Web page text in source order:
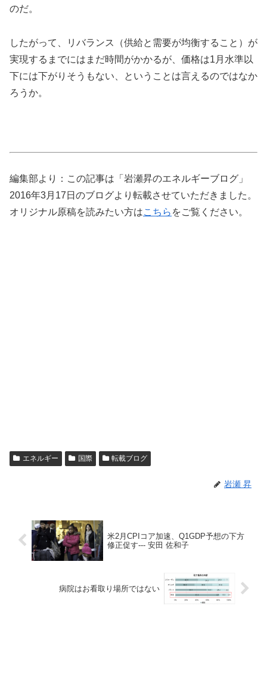
のだ。
したがって、リバランス（供給と需要が均衡すること）が
実現するまでにはまだ時間がかかるが、価格は1月水準以
下には下がりそうもない、ということは言えるのではなか
ろうか。
編集部より：この記事は「岩瀬昇のエネルギーブログ」
2016年3月17日のブログより転載させていただきました。
オリジナル原稿を読みたい方はこちら をご覧ください。
エネルギー 国際 転載ブログ
岩瀬 昇
米2月CPIコア加速、Q1GDP予想の下方
修正促す--- 安田 佐和子
病院はお看取り場所ではない